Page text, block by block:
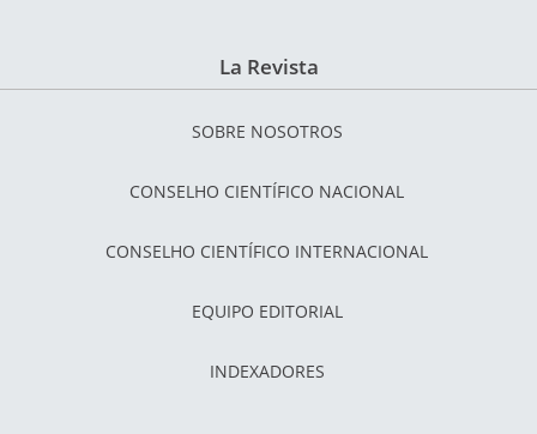
La Revista
SOBRE NOSOTROS
CONSELHO CIENTÍFICO NACIONAL
CONSELHO CIENTÍFICO INTERNACIONAL
EQUIPO EDITORIAL
INDEXADORES